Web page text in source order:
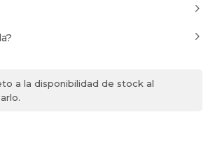
a la disponibilidad de stock al